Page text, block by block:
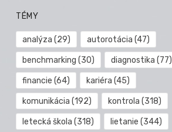
TÉMY
analýza (29) autorotácia (47)
benchmarking (30) diagnostika (77)
financie (64) kariéra (45)
komunikácia (192) kontrola (318)
letecká škola (318) lietanie (344)